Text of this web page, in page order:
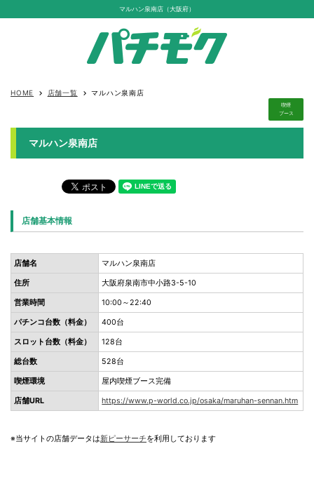
マルハン泉南店（大阪府）
HOME keyboard_arrow_right 店舗一覧 keyboard_arrow_right マルハン泉南店
喫煙
ブース
マルハン泉南店
店舗基本情報
店舗名 マルハン泉南店
住所 大阪府泉南市中小路3-5-10
営業時間 10:00～22:40
パチンコ台数（料金） 400台
スロット台数（料金） 128台
総台数 528台
喫煙環境 屋内喫煙ブース完備
店舗URL https://www.p-world.co.jp/osaka/maruhan-sennan.htm
※当サイトの店舗データは新ピーサーチを利用しております